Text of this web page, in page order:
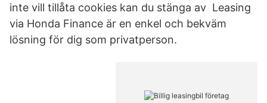
inte vill tillåta cookies kan du stänga av Leasing
via Honda Finance är en enkel och bekväm
lösning för dig som privatperson.